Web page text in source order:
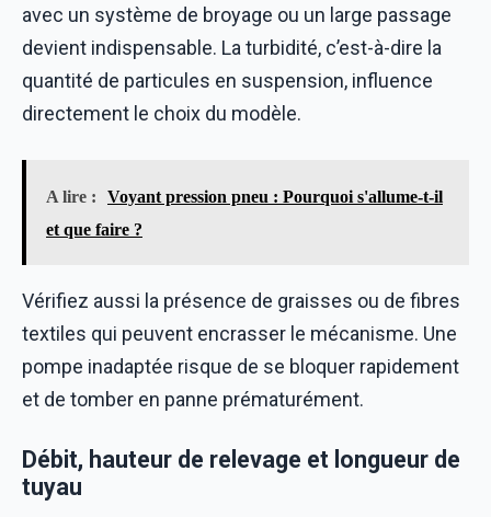
avec un système de broyage ou un large passage
devient indispensable. La turbidité, c’est-à-dire la
quantité de particules en suspension, influence
directement le choix du modèle.
A lire :
Voyant pression pneu : Pourquoi s'allume-t-il
et que faire ?
Vérifiez aussi la présence de graisses ou de fibres
textiles qui peuvent encrasser le mécanisme. Une
pompe inadaptée risque de se bloquer rapidement
et de tomber en panne prématurément.
Débit, hauteur de relevage et longueur de
tuyau